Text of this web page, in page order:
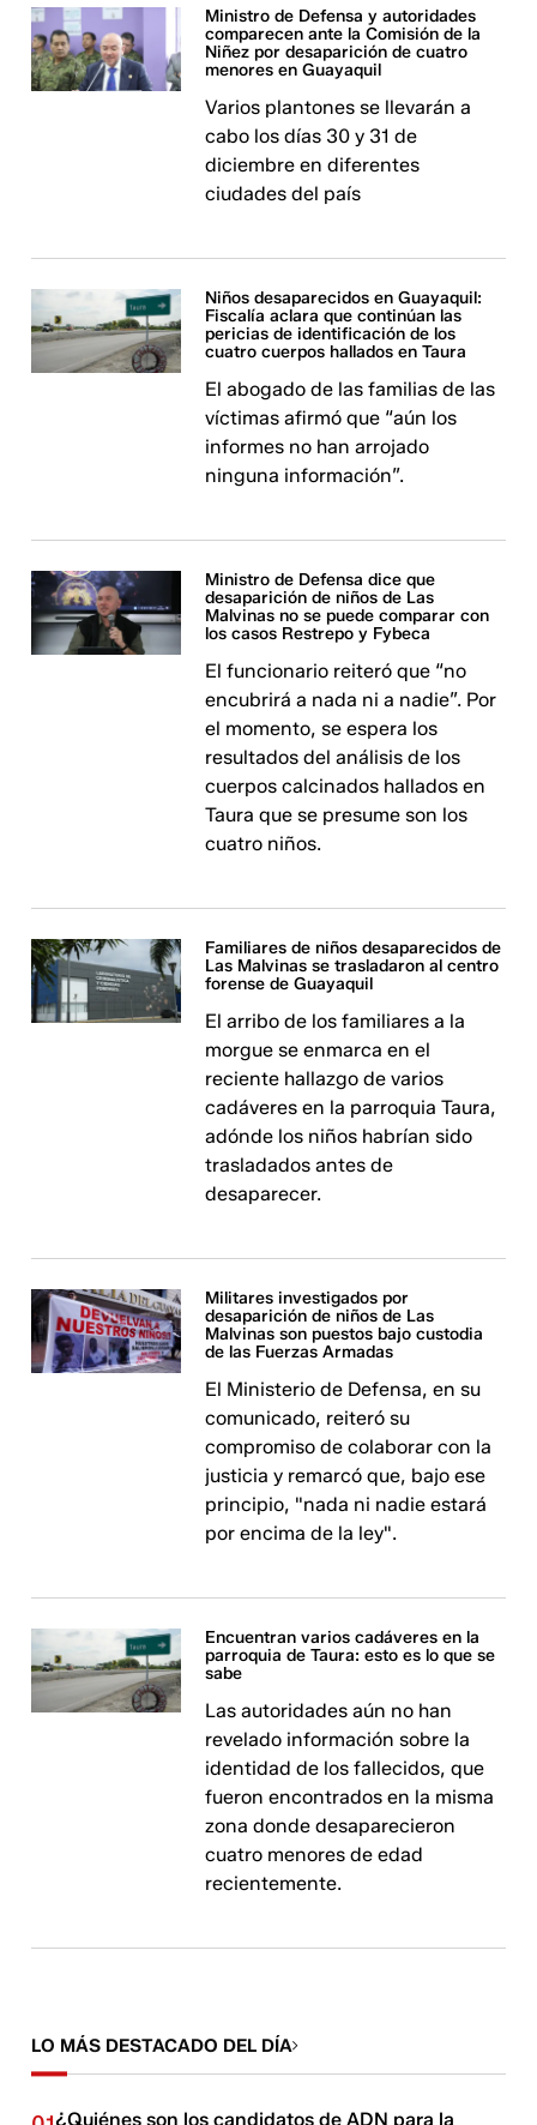
Ministro de Defensa y autoridades
comparecen ante la Comisión de la
Niñez por desaparición de cuatro
menores en Guayaquil
Varios plantones se llevarán a
cabo los días 30 y 31 de
diciembre en diferentes
ciudades del país
Niños desaparecidos en Guayaquil:
Fiscalía aclara que continúan las
pericias de identificación de los
cuatro cuerpos hallados en Taura
El abogado de las familias de las
víctimas afirmó que “aún los
informes no han arrojado
ninguna información”.
Ministro de Defensa dice que
desaparición de niños de Las
Malvinas no se puede comparar con
los casos Restrepo y Fybeca
El funcionario reiteró que “no
encubrirá a nada ni a nadie”. Por
el momento, se espera los
resultados del análisis de los
cuerpos calcinados hallados en
Taura que se presume son los
cuatro niños.
Familiares de niños desaparecidos de
Las Malvinas se trasladaron al centro
forense de Guayaquil
El arribo de los familiares a la
morgue se enmarca en el
reciente hallazgo de varios
cadáveres en la parroquia Taura,
adónde los niños habrían sido
trasladados antes de
desaparecer.
Militares investigados por
desaparición de niños de Las
Malvinas son puestos bajo custodia
de las Fuerzas Armadas
El Ministerio de Defensa, en su
comunicado, reiteró su
compromiso de colaborar con la
justicia y remarcó que, bajo ese
principio, "nada ni nadie estará
por encima de la ley".
Encuentran varios cadáveres en la
parroquia de Taura: esto es lo que se
sabe
Las autoridades aún no han
revelado información sobre la
identidad de los fallecidos, que
fueron encontrados en la misma
zona donde desaparecieron
cuatro menores de edad
recientemente.
LO MÁS DESTACADO DEL DÍA
¿Quiénes son los candidatos de ADN para la